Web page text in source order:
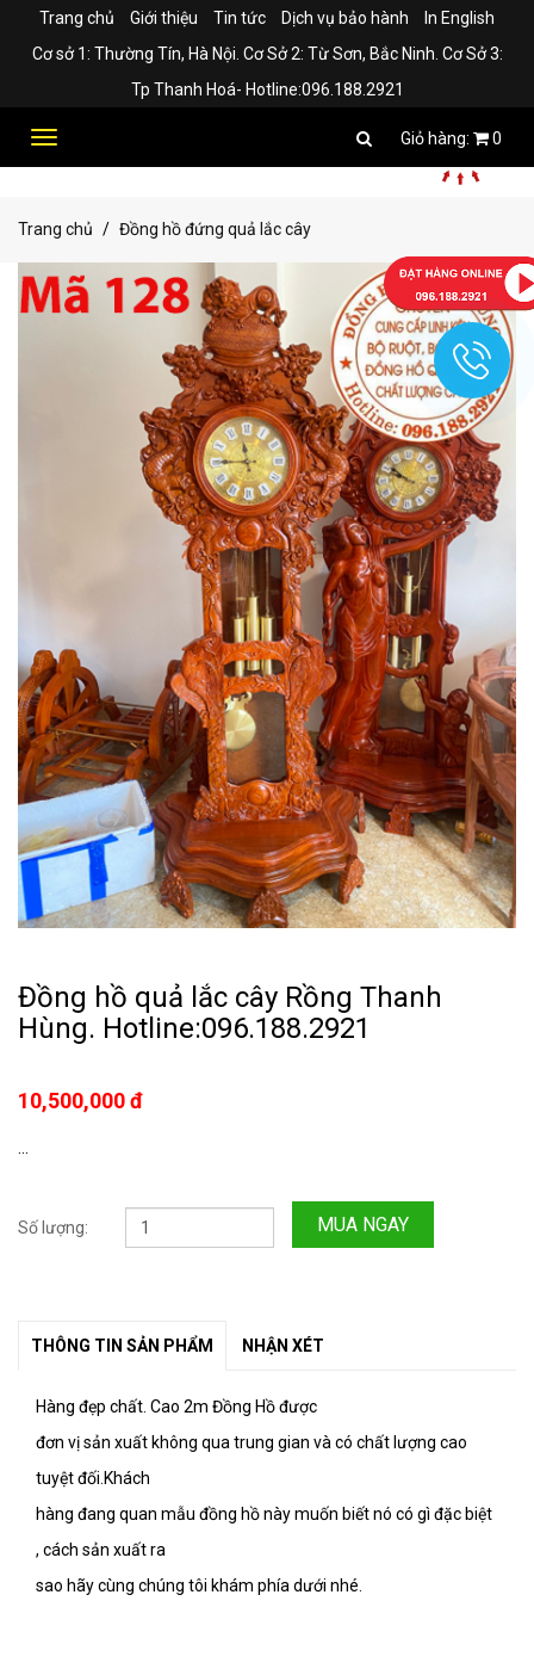
Trang chủ Giới thiệu Tin tức Dịch vụ bảo hành
In English
Cơ sở 1: Thường Tín, Hà Nội. Cơ Sở 2: Từ Sơn, Bắc Ninh. Cơ Sở 3:
Tp Thanh Hoá- Hotline:096.188.2921
Toggle
0
Trang chủ Đồng hồ đứng quả lắc cây
Đồng hồ quả lắc cây Rồng Thanh
Hùng. Hotline:096.188.2921
10,500,000 đ
Số lượng: MUA NGAY
THÔNG TIN SẢN PHẨM NHẬN XÉT
Hàng đẹp chất. Cao 2m Đồng Hồ được
đơn vị sản xuất không qua trung gian và có chất lượng cao
tuyệt đối.Khách
hàng đang quan mẫu đồng hồ này muốn biết nó có gì đặc biệt
, cách sản xuất ra
sao hãy cùng chúng tôi khám phía dưới nhé.